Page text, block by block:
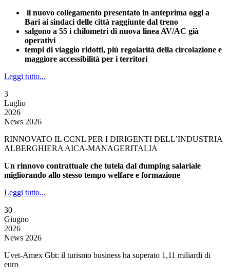
il nuovo collegamento presentato in anteprima oggi a
Bari ai sindaci delle città raggiunte dal treno
salgono a 55 i chilometri di nuova linea AV/AC già
operativi
tempi di viaggio ridotti, più regolarità della circolazione e
maggiore accessibilità per i territori
Leggi tutto...
3
Luglio
2026
News 2026
RINNOVATO IL CCNL PER I DIRIGENTI DELL’INDUSTRIA
ALBERGHIERA AICA-MANAGERITALIA
Un rinnovo contrattuale che tutela dal dumping salariale
migliorando allo stesso tempo welfare e formazione
Leggi tutto...
30
Giugno
2026
News 2026
Uvet-Amex Gbt: il turismo business ha superato 1,11 miliardi di
euro